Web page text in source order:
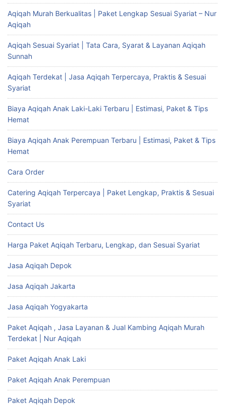
Aqiqah Murah Berkualitas | Paket Lengkap Sesuai Syariat – Nur
Aqiqah
Aqiqah Sesuai Syariat | Tata Cara, Syarat & Layanan Aqiqah
Sunnah
Aqiqah Terdekat | Jasa Aqiqah Terpercaya, Praktis & Sesuai
Syariat
Biaya Aqiqah Anak Laki-Laki Terbaru | Estimasi, Paket & Tips
Hemat
Biaya Aqiqah Anak Perempuan Terbaru | Estimasi, Paket & Tips
Hemat
Cara Order
Catering Aqiqah Terpercaya | Paket Lengkap, Praktis & Sesuai
Syariat
Contact Us
Harga Paket Aqiqah Terbaru, Lengkap, dan Sesuai Syariat
Jasa Aqiqah Depok
Jasa Aqiqah Jakarta
Jasa Aqiqah Yogyakarta
Paket Aqiqah , Jasa Layanan & Jual Kambing Aqiqah Murah
Terdekat | Nur Aqiqah
Paket Aqiqah Anak Laki
Paket Aqiqah Anak Perempuan
Paket Aqiqah Depok